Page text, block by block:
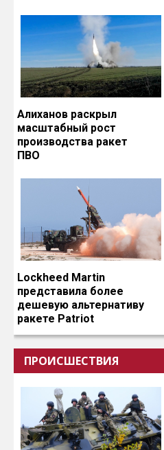
Алиханов раскрыл
масштабный рост
производства ракет
ПВО
Lockheed Martin
представила более
дешевую альтернативу
ракете Patriot
ПРОИСШЕСТВИЯ